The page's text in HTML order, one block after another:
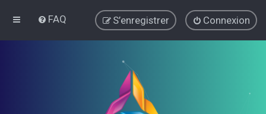
FAQ Connexion
S’enregistrer